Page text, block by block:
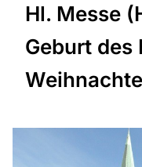
Hl. Messe
Geburt des